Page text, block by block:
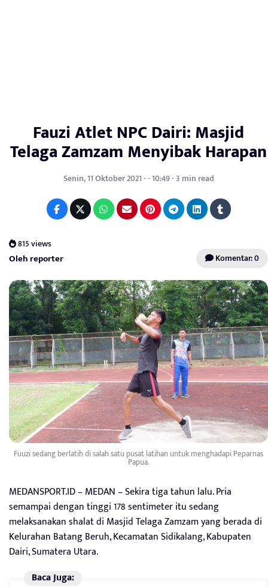
Fauzi Atlet NPC Dairi: Masjid
Telaga Zamzam Menyibak Harapan
Senin, 11 Oktober 2021 - - 10:49 - 3 min read
815 views
Oleh reporter Komentar: 0
Fuuzi sedang berlatih di salah satu pusat latihan untuk menghadapi Peparnas
Papua.
MEDANSPORT.ID – MEDAN – Sekira tiga tahun lalu. Pria
semampai dengan tinggi 178 sentimeter itu sedang
melaksanakan shalat di Masjid Telaga Zamzam yang berada di
Kelurahan Batang Beruh, Kecamatan Sidikalang, Kabupaten
Dairi, Sumatera Utara.
Baca Juga: